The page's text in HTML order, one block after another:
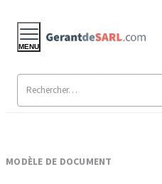
MENU
MODÈLE DE DOCUMENT